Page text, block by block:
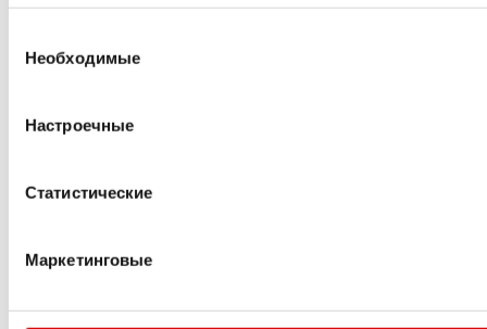
согласия
Необходимые
Настроечные
Статистические
Маркетинговые